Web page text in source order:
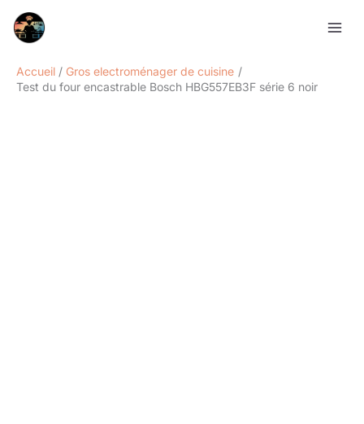
Accueil
Gros electroménager de cuisine
Test du four encastrable Bosch HBG557EB3F série 6 noir
Rechercher